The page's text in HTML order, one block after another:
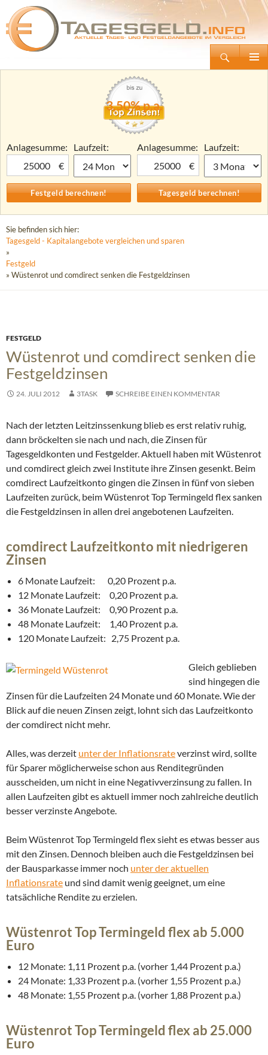
Tagesgeld.info – Tagesgeldkonten vergleichen und Tagesgeld-Zinsen berechnen
Zum
3,50% p.a.
Anlagesumme:
€
Laufzeit:
Anlagesumme:
€
Laufzeit:
Sie befinden sich hier:
Tagesgeld - Kapitalangebote vergleichen und sparen
»
Festgeld
» Wüstenrot und comdirect senken die Festgeldzinsen
FESTGELD
Wüstenrot und comdirect senken die
Festgeldzinsen
24. JULI 2012 3TASK SCHREIBE EINEN KOMMENTAR
Nach der letzten Leitzinssenkung blieb es erst relativ ruhig,
dann bröckelten sie nach und nach, die Zinsen für
Tagesgeldkonten und Festgelder. Aktuell haben mit Wüstenrot
und comdirect gleich zwei Institute ihre Zinsen gesenkt. Beim
comdirect Laufzeitkonto gingen die Zinsen in fünf von sieben
Laufzeiten zurück, beim Wüstenrot Top Termingeld flex sanken
die Festgeldzinsen in allen drei angebotenen Laufzeiten.
comdirect Laufzeitkonto mit niedrigeren
Zinsen
6 Monate Laufzeit: 0,20 Prozent p.a.
12 Monate Laufzeit: 0,20 Prozent p.a.
36 Monate Laufzeit: 0,90 Prozent p.a.
48 Monate Laufzeit: 1,40 Prozent p.a.
120 Monate Laufzeit: 2,75 Prozent p.a.
Gleich geblieben
sind hingegen die
Zinsen für die Laufzeiten 24 Monate und 60 Monate. Wie der
Blick auf die neuen Zinsen zeigt, lohnt sich das Laufzeitkonto
der comdirect nicht mehr.
Alles, was derzeit unter der Inflationsrateverzinst wird, sollte
für Sparer möglicherweise schon aus Renditegründen
ausscheiden, um nicht in eine Negativverzinsung zu fallen. In
allen Laufzeiten gibt es aktuell immer noch zahlreiche deutlich
besser verzinste Angebote.
Beim Wüstenrot Top Termingeld flex sieht es etwas besser aus
mit den Zinsen. Dennoch bleiben auch die Festgeldzinsen bei
der Bausparkasse immer noch unter der aktuellen
Inflationsrate und sind damit wenig geeignet, um eine
tatsächliche Rendite zu erzielen.
Wüstenrot Top Termingeld flex ab 5.000
Euro
12 Monate: 1,11 Prozent p.a. (vorher 1,44 Prozent p.a.)
24 Monate: 1,33 Prozent p.a. (vorher 1,55 Prozent p.a.)
48 Monate: 1,55 Prozent p.a. (vorher 1,88 Prozent p.a.)
Wüstenrot Top Termingeld flex ab 25.000
Euro